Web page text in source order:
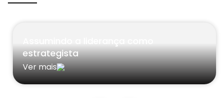
estrategista
Ver mais